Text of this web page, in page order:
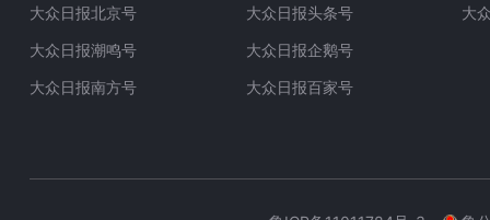
大众日报北京号
大众日报潮鸣号
大众日报南方号
大众日报头条号
大众日报企鹅号
大众日报百家号
大